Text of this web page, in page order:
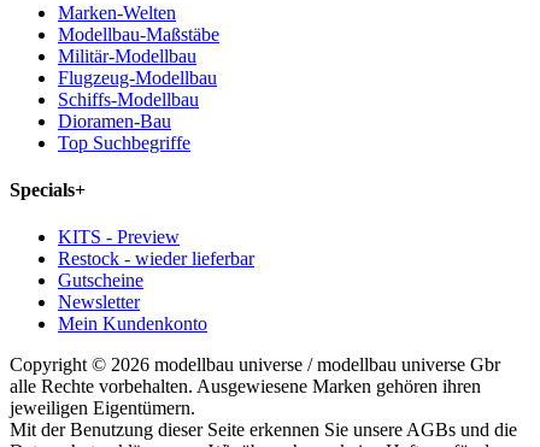
Marken-Welten
Modellbau-Maßstäbe
Militär-Modellbau
Flugzeug-Modellbau
Schiffs-Modellbau
Dioramen-Bau
Top Suchbegriffe
Specials+
KITS - Preview
Restock - wieder lieferbar
Gutscheine
Newsletter
Mein Kundenkonto
Copyright © 2026 modellbau universe / modellbau universe Gbr
alle Rechte vorbehalten. Ausgewiesene Marken gehören ihren
jeweiligen Eigentümern.
Mit der Benutzung dieser Seite erkennen Sie unsere AGBs und die